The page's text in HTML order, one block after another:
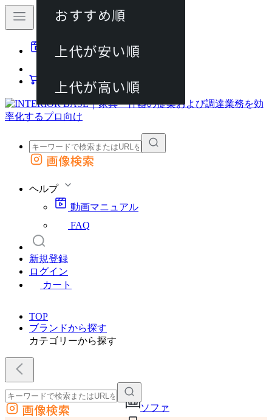
動画マニュアル
カート
外部サイトの商品をカートに追加
画像検索
ヘルプ
動画マニュアル
FAQ
新規登録
ログイン
カート
TOP
ブランドから探す
カテゴリーから探す
ソファ
外部サイトの商品をカートに追加
画像検索
おすすめ順
上代が安い順
上代が高い順